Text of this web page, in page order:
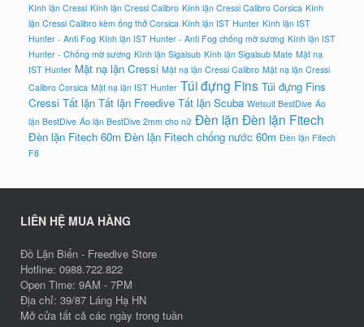
Kính lặn Cressi Kính lặn Cressi Calibro Kính lặn Cressi Calibro Corsica Kính
lặn Cressi Calibro kèm ống thở Corsica Kính lặn IST Hunter Kính lặn IST
Hunter - Anti Fog Kính lặn IST Hunter - Anti Fog chống mờ sương Kính lặn IST
Hunter - Chống mờ sương Kính lặn Sigalsub Kính lặn Sigalsub Mate Mặt nạ
IST Hunter Mặt nạ lặn Cressi Mặt nạ lặn Cressi Calibro Mặt nạ lặn Cressi
Calibro Corsica Mặt nạ lặn IST Hunter Túi đựng Fins Túi đựng Fins
Cressi Tất lặn Tất lặn Freedive Tất lặn Scuba Wetsuit BestDive Áo
lặn BestDive Áo lặn BestDive 2mm cho nữ Đèn lặn Đèn lặn Fitech
Đèn lặn Fitech 60m Đèn lặn Fitech chống nước 60m Đèn lặn Fitech
F8
LIÊN HỆ MUA HÀNG
Đồ Lặn Biển - Freedive Store
Hotline: 0988.722.822
Open Time: 9AM - 7PM
Địa chỉ: 39/87 Láng Hạ HN
Mở cửa tất cả các ngày trong tuần